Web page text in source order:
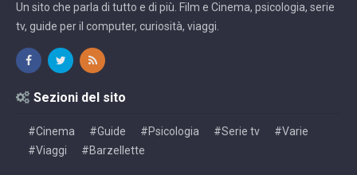
Un sito che parla di tutto e di più. Film e Cinema, psicologia, serie
tv, guide per il computer, curiosità, viaggi.
Sezioni del sito
#Cinema #Guide #Psicologia #Serie tv
#Varie
#Viaggi
#Barzellette